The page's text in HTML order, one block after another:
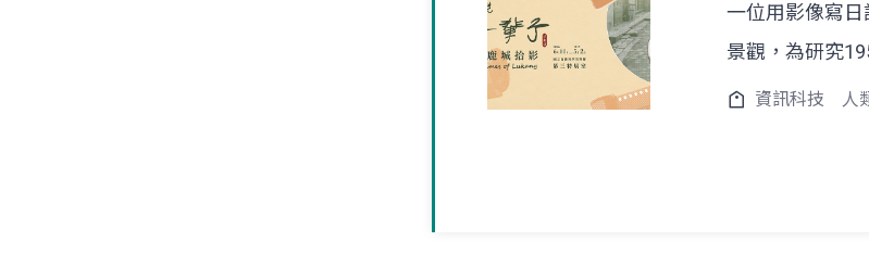
一位用影像寫
景觀，為研究
資訊科技 人